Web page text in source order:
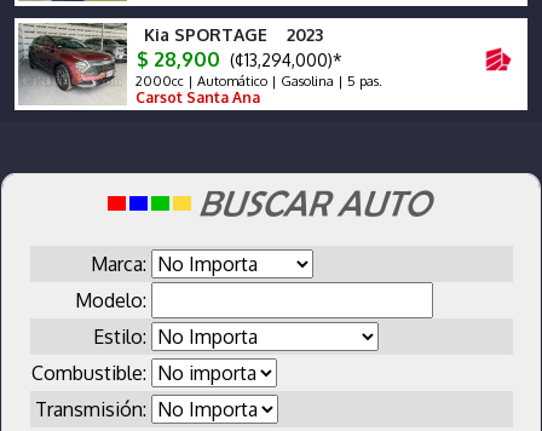
Kia SPORTAGE 2023
$ 28,900 (¢13,294,000)*
2000cc | Automático | Gasolina | 5 pas.
Carsot Santa Ana
Marca:
Modelo:
Estilo:
Combustible:
Transmisión: